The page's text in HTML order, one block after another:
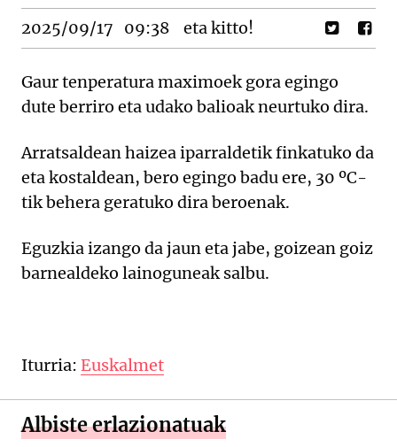
2025/09/17 09:38 eta kitto!
Gaur tenperatura maximoek gora egingo
dute berriro eta udako balioak neurtuko dira.
Arratsaldean haizea iparraldetik finkatuko da
eta kostaldean, bero egingo badu ere, 30 ºC-
tik behera geratuko dira beroenak.
Eguzkia izango da jaun eta jabe, goizean goiz
barnealdeko lainoguneak salbu.
Iturria: Euskalmet
Albiste erlazionatuak